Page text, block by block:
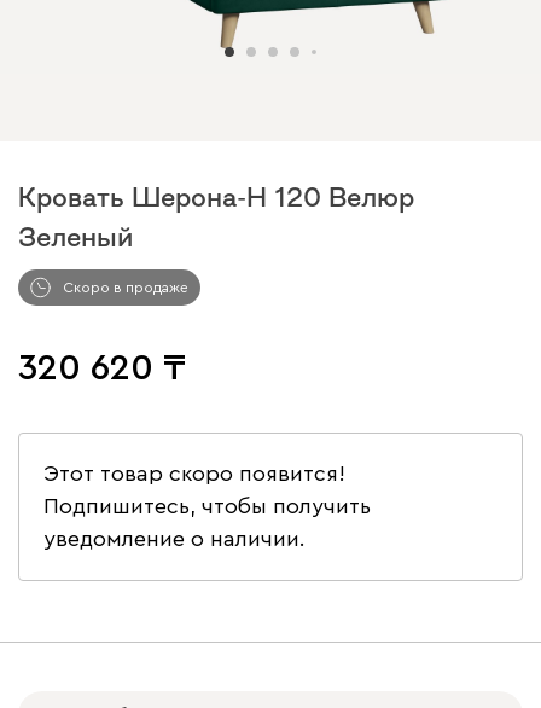
Кровать Шерона-Н 120 Велюр
Зеленый
Скоро в продаже
320 620
Этот товар скоро появится!
Подпишитесь, чтобы получить
уведомление о наличии.